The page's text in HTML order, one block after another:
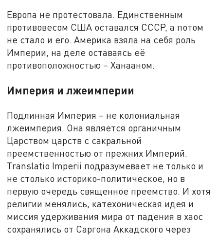
Европа не протестовала. Единственным
противовесом США оставался СССР, а потом
не стало и его. Америка взяла на себя роль
Империи, на деле оставаясь её
противоположностью – Ханааном.
Империя и лжеимперии
Подлинная Империя – не колониальная
лжеимперия. Она является органичным
Царством царств с сакральной
преемственностью от прежних Империй.
Translatio Imperii подразумевает не только и
не столько историко-политическое, но в
первую очередь священное преемство. И хотя
религии менялись, катехоническая идея и
миссия удерживания мира от падения в хаос
сохранялись от Саргона Аккадского через